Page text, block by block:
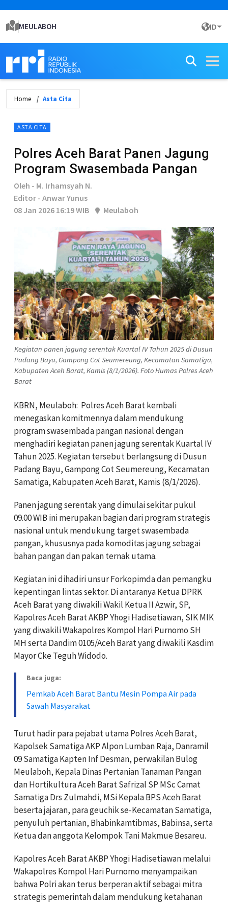
MEULABOH ID
Home Asta Cita
ASTA CITA
Polres Aceh Barat Panen Jagung
Program Swasembada Pangan
Oleh - M. Irhamsyah N.
Editor - Anwar Yunus
08 Jan 2026 16:19 WIB
Meulaboh
Kegiatan panen jagung serentak Kuartal IV Tahun 2025 di Dusun
Padang Bayu, Gampong Cot Seumereung, Kecamatan Samatiga,
Kabupaten Aceh Barat, Kamis (8/1/2026). Foto Humas Polres Aceh
Barat
KBRN, Meulaboh: Polres Aceh Barat kembali
menegaskan komitmennya dalam mendukung
program swasembada pangan nasional dengan
menghadiri kegiatan panen jagung serentak Kuartal IV
Tahun 2025. Kegiatan tersebut berlangsung di Dusun
Padang Bayu, Gampong Cot Seumereung, Kecamatan
Samatiga, Kabupaten Aceh Barat, Kamis (8/1/2026).
Panen jagung serentak yang dimulai sekitar pukul
09.00 WIB ini merupakan bagian dari program strategis
nasional untuk mendukung target swasembada
pangan, khususnya pada komoditas jagung sebagai
bahan pangan dan pakan ternak utama.
Kegiatan ini dihadiri unsur Forkopimda dan pemangku
kepentingan lintas sektor. Di antaranya Ketua DPRK
Aceh Barat yang diwakili Wakil Ketua II Azwir, SP,
Kapolres Aceh Barat AKBP Yhogi Hadisetiawan, SIK MIK
yang diwakili Wakapolres Kompol Hari Purnomo SH
MH serta Dandim 0105/Aceh Barat yang diwakili Kasdim
Mayor Cke Teguh Widodo.
Baca juga:
Pemkab Aceh Barat Bantu Mesin Pompa Air pada
Sawah Masyarakat
Turut hadir para pejabat utama Polres Aceh Barat,
Kapolsek Samatiga AKP Alpon Lumban Raja, Danramil
09 Samatiga Kapten Inf Desman, perwakilan Bulog
Meulaboh, Kepala Dinas Pertanian Tanaman Pangan
dan Hortikultura Aceh Barat Safrizal SP MSc Camat
Samatiga Drs Zulmahdi, MSi Kepala BPS Aceh Barat
beserta jajaran, para geuchik se-Kecamatan Samatiga,
penyuluh pertanian, Bhabinkamtibmas, Babinsa, serta
Ketua dan anggota Kelompok Tani Makmue Besareu.
Kapolres Aceh Barat AKBP Yhogi Hadisetiawan melalui
Wakapolres Kompol Hari Purnomo menyampaikan
bahwa Polri akan terus berperan aktif sebagai mitra
strategis pemerintah dalam mendukung ketahanan